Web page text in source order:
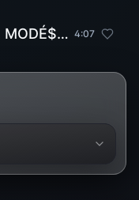
Sem convite (feat. MODÉ$TIA, MC Cabelinho e Yoka) 4:07